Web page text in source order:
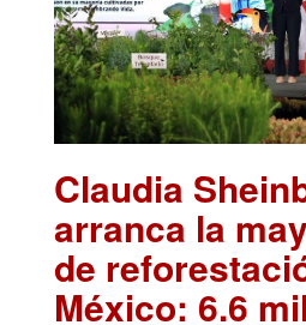
Claudia
arranca la
de
México: 6.6